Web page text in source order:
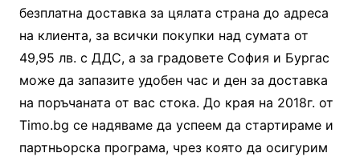
безплатна доставка за цялата страна до адреса
на клиента, за всички покупки над сумата от
49,95 лв. с ДДС, а за градовете София и Бургас
може да запазите удобен час и ден за доставка
на поръчаната от вас стока. До края на 2018г. от
Timo.bg се надяваме да успеем да стартираме и
партньорска програма, чрез която да осигурим